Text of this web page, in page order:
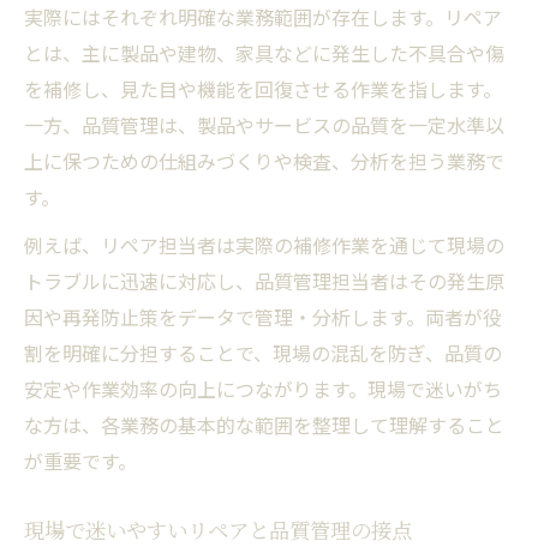
品質管理とは何かを3原則から再確認
リペア業務における責任分担のポイント解説
リペア業務と品質管理の責任範囲を整理
品質管理担当が気をつけたいリペア連携
品質管理の仕事内容におけるリペアの立場
リペア業務の責任分担が現場改善を促進
品質管理の基礎知識で現場が変わる理由
品質管理の基礎知識がリペア対応を向上
品質管理とは何かを現場実例で解説
品質管理導入でリペア業務が変わる仕組み
実際にはそれぞれ明確な業務範囲が存在します。リペア
とは、主に製品や建物、家具などに発生した不具合や傷
を補修し、見た目や機能を回復させる作業を指します。
一方、品質管理は、製品やサービスの品質を一定水準以
上に保つための仕組みづくりや検査、分析を担う業務で
す。
例えば、リペア担当者は実際の補修作業を通じて現場の
トラブルに迅速に対応し、品質管理担当者はその発生原
因や再発防止策をデータで管理・分析します。両者が役
割を明確に分担することで、現場の混乱を防ぎ、品質の
安定や作業効率の向上につながります。現場で迷いがち
な方は、各業務の基本的な範囲を整理して理解すること
が重要です。
現場で迷いやすいリペアと品質管理の接点